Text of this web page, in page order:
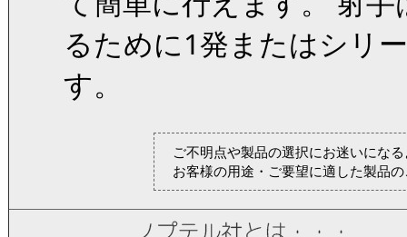
るために1発またはシリ
す。
ご不明点や製品の選択にお迷いにな
お客様の用途・ご要望に適した製品